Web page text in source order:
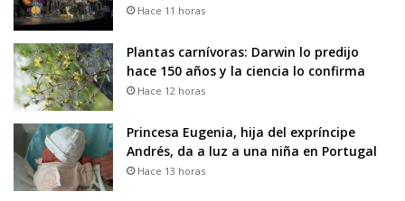
Hace 11 horas
Plantas carnívoras: Darwin lo predijo
hace 150 años y la ciencia lo confirma
Hace 12 horas
Princesa Eugenia, hija del expríncipe
Andrés, da a luz a una niña en Portugal
Hace 13 horas